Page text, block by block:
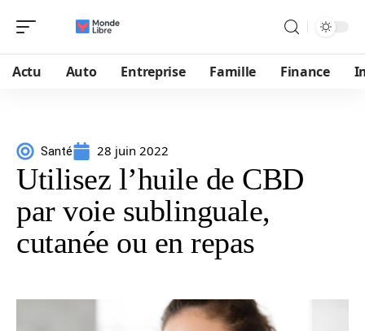
Actu Auto Entreprise Famille Finance
Santé 28 juin 2022
Utilisez l’huile de CBD
par voie sublinguale,
cutanée ou en repas